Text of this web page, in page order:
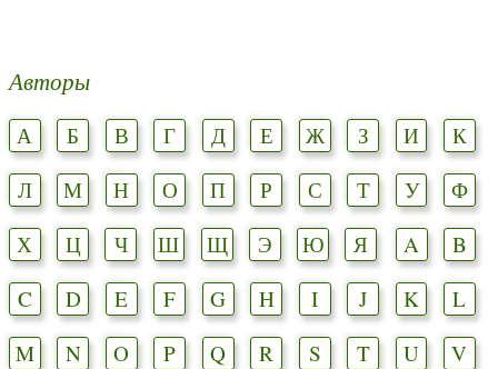
Авторы
А Б В Г Д Е Ж З И
К
Л
М Н О П Р С Т У
Ф
Х
Ц Ч Ш Щ Э Ю Я A
B
C
D E F G H I J K
L
M
N O P Q R S T U
V